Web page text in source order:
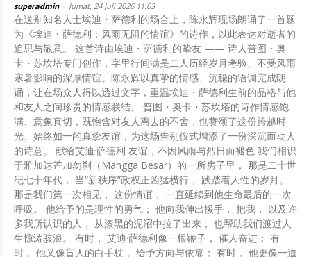
superadmin Jumat, 24 Juli 2026 11:03
在送别知名人士埃迪・萨德利的场合上，陈永辉现场朗诵了一首题
为《埃迪・萨德利：风雨无阻的情谊》的诗作，以此表达对逝者的
追思与敬意。 这首诗由埃迪・萨德利的挚友 —— 诗人普图・奥
卡・苏坎塔专门创作，字里行间满是二人历经岁月考验、不受风雨
寒暑影响的深厚情谊。陈永辉以真挚的情感、沉稳的语调完成朗
诵，让在场众人得以透过文字，重温埃迪・萨德利生前的品格与他
和友人之间珍贵的情感联结。 普图・奥卡・苏坎塔的诗作情感饱
满、意象真切，既饱含对友人离去的不舍，也赞颂了这份跨越时
光、始终如一的真挚友谊，为这场告别仪式增添了一份深沉而动人
的诗意。 献给艾迪·萨德利 友谊，不因风雨与烈日而褪色 我们相识
于雅加达芒加勿刹（Mangga Besar）的一所房子里， 那是二十世
纪七十年代， 当“新秩序”政权正凶猛横行， 践踏着人性的岁月。
那是我们第一次相见， 这份情谊， 一直延续到他生命最后的一次
呼吸。 他给予的是理性的勇气； 他向我伸出援手， 把我， 以及许
多我所认识的人， 从漆黑的泥沼中拉了出来， 也帮助我们渡过人
生惊涛骇浪。 有时， 艾迪·萨德利像一根鞭子， 催人奋进； 有
时， 他又像盲人的白手杖， 给予方向与依靠； 有时， 他更像一道